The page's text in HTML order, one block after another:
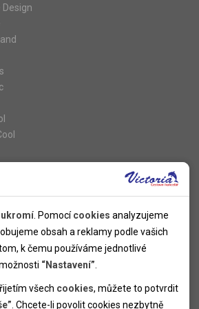
Design
pobytům
dopravě
. Pomocícookies analyzujeme
obsah a reklamy podle vašich
k čemu používáme jednotlivé
“Nastavení”
všech cookies, můžete to potvrdit
. Chcete-li povolit cookies nezbytně
aby byla webová stránka použitelná
funkce jako navigace stránky a
sekcím webové stránky. Webová
fungovat bez těchto cookies.